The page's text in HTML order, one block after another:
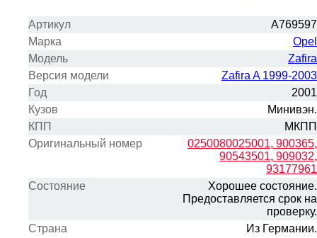
Артикул
A769597
Марка
Opel
Модель
Zafira
Версия модели
Zafira A 1999-2003
Год
2001
Кузов
Минивэн.
КПП
МКПП
Оригинальный номер
0250080025001, 900365,
90543501, 909032,
93177961
Состояние
Хорошее состояние.
Предоставляется срок на
проверку.
Cтрана
Из Германии.